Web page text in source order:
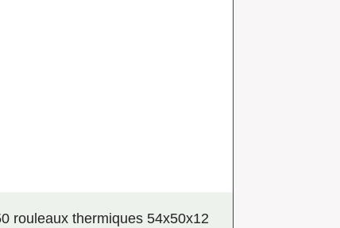
rouleaux thermiques 54x50x12